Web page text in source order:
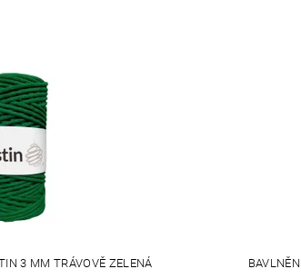
3 MM TRÁVOVĚ ZELENÁ